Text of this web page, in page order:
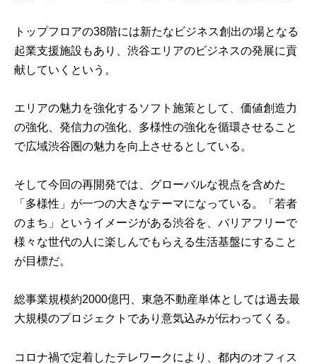
トップフロアの38階には新たなビジネス創出の場となる
起業支援施設もあり、渋谷エリアのビジネスの発展に貢
献していくという。
エリアの魅力を強化するソフト施策として、価値創造力
の強化、発信力の強化、多様性の強化を循環させること
で広域渋谷圏の魅力を向上させるとしている。
そして今回の再開発では、グローバルな視点を含めた
「多様性」が一つの大きなテーマになっている。「若者
のまち」というイメージがある渋谷を、バリアフリーで
様々な世代の人に楽しんでもらえる生活基盤にすること
が目標だ。
総事業規模約2000億円、東急不動産単体としては過去最
大規模のプロジェクトであり意気込みが伝わってくる。
コロナ禍で定着したテレワークにより、都内のオフィス